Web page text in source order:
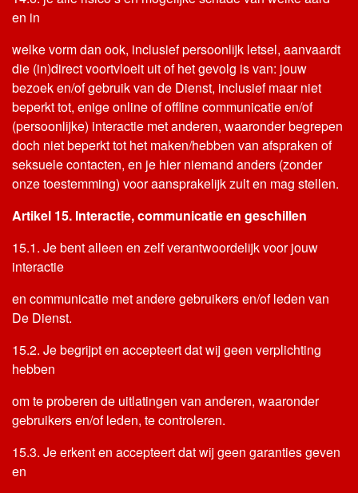
en in
welke vorm dan ook, inclusief persoonlijk letsel, aanvaardt
die (in)direct voortvloeit uit of het gevolg is van: jouw
bezoek en/of gebruik van de Dienst, inclusief maar niet
beperkt tot, enige online of offline communicatie en/of
(persoonlijke) interactie met anderen, waaronder begrepen
doch niet beperkt tot het maken/hebben van afspraken of
seksuele contacten, en je hier niemand anders (zonder
onze toestemming) voor aansprakelijk zult en mag stellen.
Artikel 15. Interactie, communicatie en geschillen
15.1. Je bent alleen en zelf verantwoordelijk voor jouw
interactie
en communicatie met andere gebruikers en/of leden van
De Dienst.
15.2. Je begrijpt en accepteert dat wij geen verplichting
hebben
om te proberen de uitlatingen van anderen, waaronder
gebruikers en/of leden, te controleren.
15.3. Je erkent en accepteert dat wij geen garanties geven
en